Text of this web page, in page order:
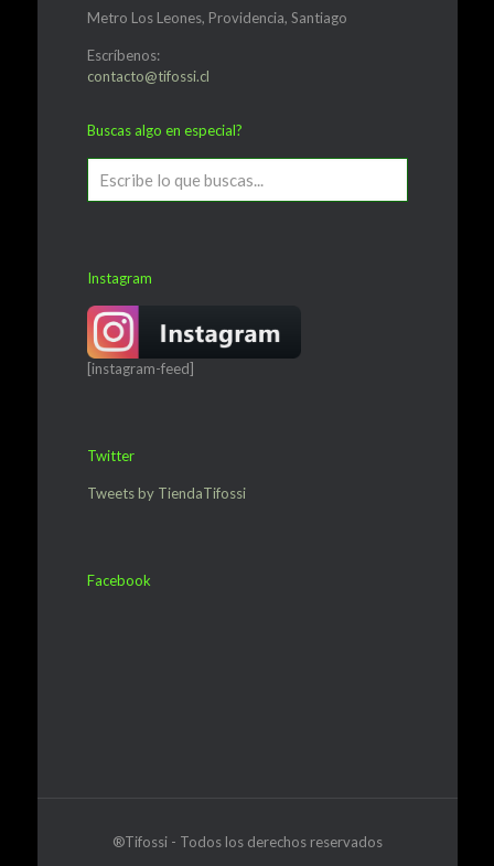
Metro Los Leones, Providencia, Santiago
Escríbenos:
contacto@tifossi.cl
Buscas algo en especial?
Instagram
[instagram-feed]
Twitter
Tweets by TiendaTifossi
Facebook
®Tifossi - Todos los derechos reservados